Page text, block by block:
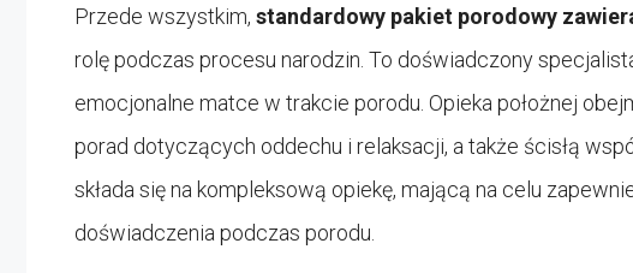
Przede wszystkim, standardowy pakiet porodowy
rolę podczas procesu narodzin. To doświadczony
emocjonalne matce w trakcie porodu. Opieka położnej
porad dotyczących oddechu i relaksacji, a także ścisłą
składa się na kompleksową opiekę, mającą na celu
doświadczenia podczas porodu.